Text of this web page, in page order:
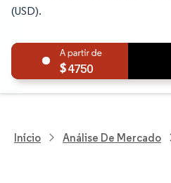
(USD).
4750
Início Análise De Mercado